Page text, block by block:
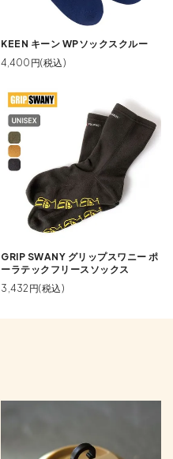
KEEN キーン WPソックスクルー
4,400円(税込)
GRIP SWANY グリップスワニー ポ
ーラテックフリースソックス
3,432円(税込)